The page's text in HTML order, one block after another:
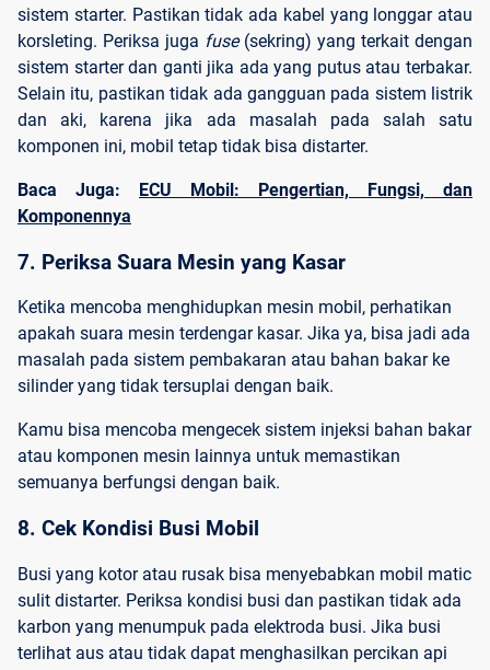
sistem starter. Pastikan tidak ada kabel yang longgar atau
korsleting. Periksa juga fuse (sekring) yang terkait dengan
sistem starter dan ganti jika ada yang putus atau terbakar.
Selain itu, pastikan tidak ada gangguan pada sistem listrik
dan aki, karena jika ada masalah pada salah satu
komponen ini, mobil tetap tidak bisa distarter.
Baca Juga: ECU Mobil: Pengertian, Fungsi, dan
Komponennya
7. Periksa Suara Mesin yang Kasar
Ketika mencoba menghidupkan mesin mobil, perhatikan
apakah suara mesin terdengar kasar. Jika ya, bisa jadi ada
masalah pada sistem pembakaran atau bahan bakar ke
silinder yang tidak tersuplai dengan baik.
Kamu bisa mencoba mengecek sistem injeksi bahan bakar
atau komponen mesin lainnya untuk memastikan
semuanya berfungsi dengan baik.
8. Cek Kondisi Busi Mobil
Busi yang kotor atau rusak bisa menyebabkan mobil matic
sulit distarter. Periksa kondisi busi dan pastikan tidak ada
karbon yang menumpuk pada elektroda busi. Jika busi
terlihat aus atau tidak dapat menghasilkan percikan api